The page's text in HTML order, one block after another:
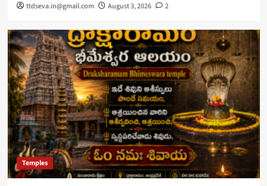
ttdseva.in@gmail.com August 3, 2026 2
Temples